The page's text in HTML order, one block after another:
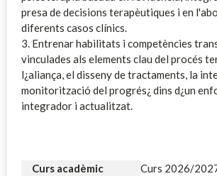
presa de decisions terapèutiques i en
diferents casos clínics.
3. Entrenar habilitats i competències
vinculades als elements clau del procés
l¿aliança, el disseny de tractaments, la
monitorització del progrés¿ dins d¿un
integrador i actualitzat.
Curs acadèmic
Curs 2026/